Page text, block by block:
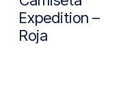
Expedition –
Roja